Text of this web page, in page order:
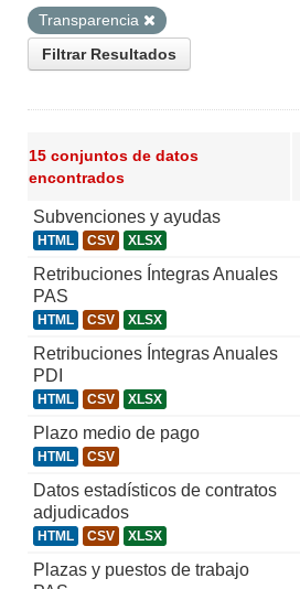
Transparencia
Filtrar Resultados
15 conjuntos de datos
encontrados
Subvenciones y ayudas
HTML CSV XLSX
Retribuciones Íntegras Anuales
PAS
HTML CSV XLSX
Retribuciones Íntegras Anuales
PDI
HTML CSV XLSX
Plazo medio de pago
HTML CSV
Datos estadísticos de contratos
adjudicados
HTML CSV XLSX
Plazas y puestos de trabajo